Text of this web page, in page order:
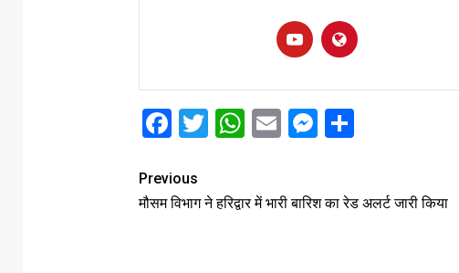
Facebook
Twitter
WhatsApp
EmailMessenger
Share
Previous
मौसम विभाग ने हरिद्वार में भारी बारिश का रेड अलर्ट जारी किया